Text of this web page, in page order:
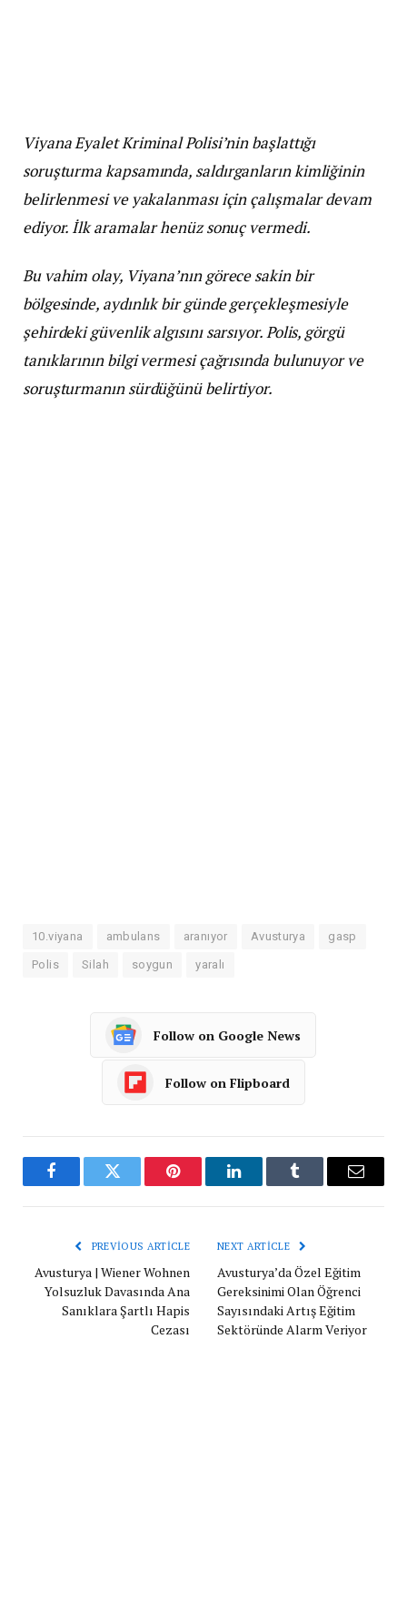
Viyana Eyalet Kriminal Polisi’nin başlattığı
soruşturma kapsamında, saldırganların kimliğinin
belirlenmesi ve yakalanması için çalışmalar devam
ediyor. İlk aramalar henüz sonuç vermedi.
Bu vahim olay, Viyana’nın görece sakin bir
bölgesinde, aydınlık bir günde gerçekleşmesiyle
şehirdeki güvenlik algısını sarsıyor. Polis, görgü
tanıklarının bilgi vermesi çağrısında bulunuyor ve
soruşturmanın sürdüğünü belirtiyor.
10.viyana ambulans aranıyor Avusturya gasp
Polis Silah soygun yaralı
Follow on Google News
Follow on Flipboard
FacebookTwitter Pinterest LinkedInTumblr Email
PREVIOUS ARTICLE
Avusturya | Wiener Wohnen
Yolsuzluk Davasında Ana
Sanıklara Şartlı Hapis
Cezası
NEXT ARTICLE
Avusturya’da Özel Eğitim
Gereksinimi Olan Öğrenci
Sayısındaki Artış Eğitim
Sektöründe Alarm Veriyor